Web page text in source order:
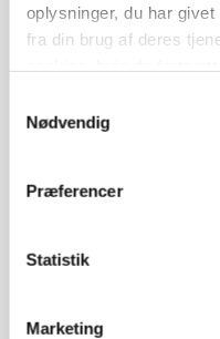
oplysninger, du har
fra din brug af deres
Nødvendig
Præferencer
Statistik
Marketing
gødskningslov
Folketinget